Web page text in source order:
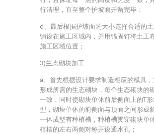
行清理，直至整个护坡面开凿完毕；
d、最后根据护坡面的大小选择合适的
铺设在施工区域内，并用锚固钉将土工
施工区域位置；
3)生态砌块加工
a、首先根据设计要求制造相应的模具
形成所需的生态砌块，每个生态砌块的
一致，同时使砌块单体前后侧面上的T
型，砌块单体的前侧面与顶面之间形成
一体成型有种植槽，种植槽贯穿砌块单
植槽的左右两侧对称开设通水孔；